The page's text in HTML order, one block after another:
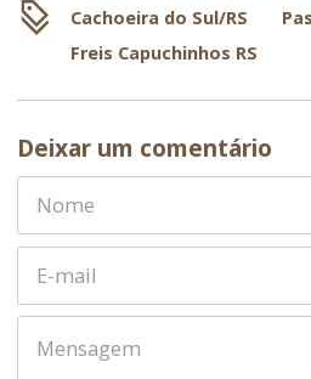
Cachoeira do Sul/RS
Freis Capuchinhos RS
Deixar um comentário